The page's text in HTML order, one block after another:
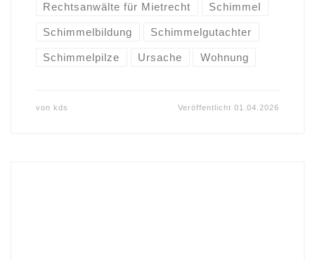
Rechtsanwälte für Mietrecht Schimmel
Schimmelbildung Schimmelgutachter
Schimmelpilze Ursache Wohnung
von kds Veröffentlicht01.04.2026